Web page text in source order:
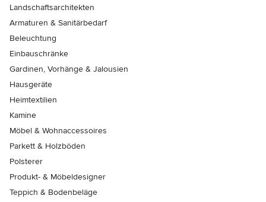
Landschaftsarchitekten
Armaturen & Sanitärbedarf
Beleuchtung
Einbauschränke
Gardinen, Vorhänge & Jalousien
Hausgeräte
Heimtextilien
Kamine
Möbel & Wohnaccessoires
Parkett & Holzböden
Polsterer
Produkt- & Möbeldesigner
Teppich & Bodenbeläge